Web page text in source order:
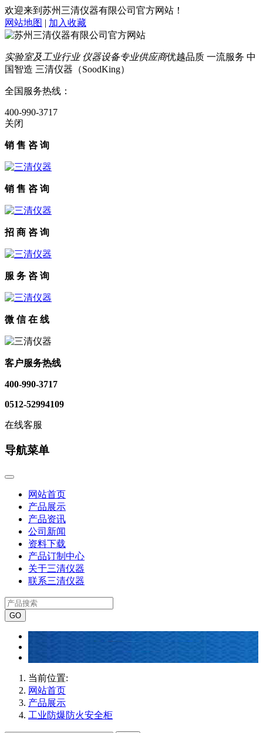
欢迎来到苏州三清仪器有限公司官方网站！
网站地图 | 加入收藏
实验室及工业行业 仪器设备专业供应商优越品质 一流服务 中
国智造 三清仪器（SoodKing）
全国服务热线：
400-990-3717
关闭
销 售 咨 询
销 售 咨 询
招 商 咨 询
服 务 咨 询
微 信 在 线
客户服务热线
400-990-3717
0512-52994109
在线客服
导航菜单
网站首页
产品展示
产品资讯
公司新闻
资料下载
产品订制中心
关于三清仪器
联系三清仪器
当前位置:
网站首页
产品展示
工业防爆防火安全柜